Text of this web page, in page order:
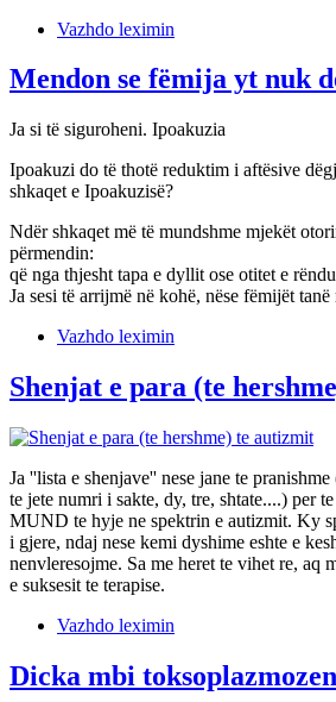
Vazhdo leximin
Mendon se fëmija yt nuk
Ja si të siguroheni. Ipoakuzia
Ipoakuzi do të thotë reduktim i aftësive
shkaqet e Ipoakuzisë?
Ndër shkaqet më të mundshme mjekët
përmendin:
që nga thjesht tapa e dyllit ose otitet e
Ja sesi të arrijmë në kohë, nëse fëmijët
Vazhdo leximin
Shenjat e para (te
Ja ''lista e shenjave'' nese jane te
te jete numri i sakte, dy, tre, shtate....) per
MUND te hyje ne spektrin e autizmit. Ky
i gjere, ndaj nese kemi dyshime eshte e
nenvleresojme. Sa me heret te vihet re, aq
e suksesit te terapise.
Vazhdo leximin
Dicka mbi toksoplazmozen